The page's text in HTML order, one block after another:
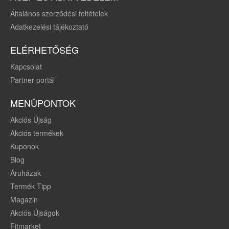
Általános szerződési feltételek
Adatkezelési tájékoztató
ELÉRHETŐSÉG
Kapcsolat
Partner portál
MENÜPONTOK
Akciós Újság
Akciós termékek
Kuponok
Blog
Áruházak
Termék Tipp
Magazin
Akciós Újságok
Fitmarket